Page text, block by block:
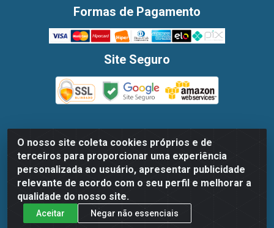
O nosso site coleta cookies próprios e de
terceiros para proporcionar uma experiência
personalizada ao usuário, apresentar publicidade
relevante de acordo com o seu perfil e melhorar a
qualidade do nosso site.
Aceitar
Negar não essenciais
Formas de Pagamento
Site Seguro
Dispan Distribuidora de Alimentos LTDA - Avenida
Marechal Mascarenhas De Moraes, 1048- Imbiribeira,
Recife/PE - CEP 51.170-000 - CNPJ 30.779.584/0003-78